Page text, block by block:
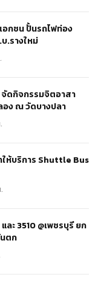
อกชน ปั้นรถไฟท่อง
.รางใหม่
ดกิจกรรมจิตอาสา
ง ณ วัดบางปลา
ให้บริการ Shuttle Bus
ละ 3510 @เพชรบุรี ยก
ตก